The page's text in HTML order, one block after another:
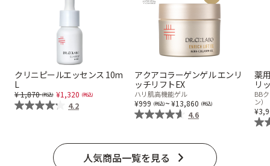
ベストコスメ受賞商品
メイク・ボディ・ヘアケア
クリニピールエッセンス 10m
L
Price reduced from
1,870to
1,320
4.2
アクアコラーゲンゲル エンリ
ッチリフトEX
ハリ肌高機能ゲル
999 ~ 13,860
4.6
薬
リ
BB
ン）
人気商品一覧を見る